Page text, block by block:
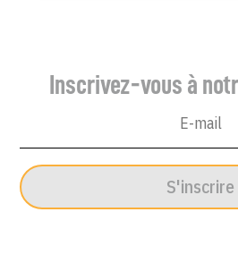
24Inscrivez-vous à
S'inscrire